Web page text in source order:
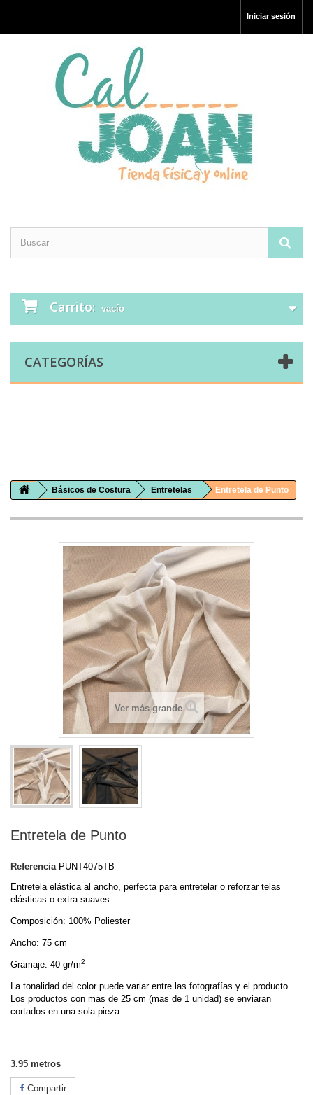
Iniciar sesión
Carrito: vacío
CATEGORÍAS
Básicos de Costura Entretelas Entretela de Punto
Ver más grande
Entretela de Punto
Referencia PUNT4075TB
Entretela elástica al ancho, perfecta para entretelar o reforzar telas
elásticas o extra suaves.
Composición: 100% Poliester
Ancho: 75 cm
Gramaje: 40 gr/m2
La tonalidad del color puede variar entre las fotografías y el producto.
Los productos con mas de 25 cm (mas de 1 unidad) se enviaran
cortados en una sola pieza.
3.95 metros
Compartir